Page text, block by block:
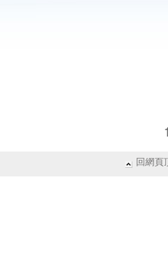
回網頁